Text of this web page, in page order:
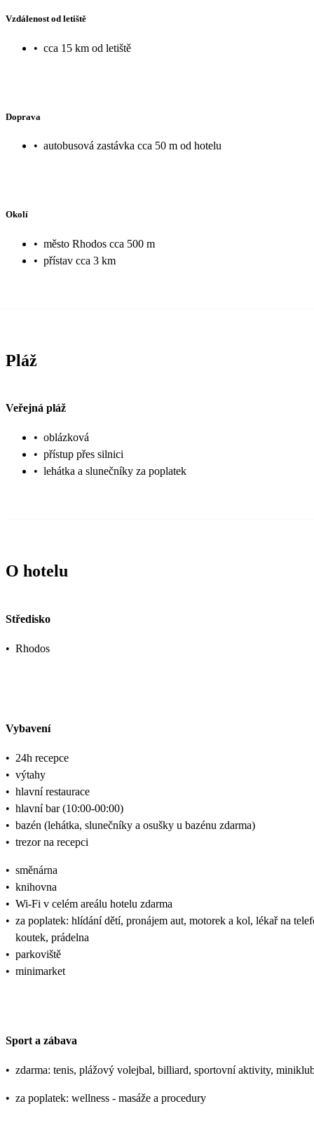
Vzdálenost od letiště
• cca 15 km od letiště
Doprava
• autobusová zastávka cca 50 m od hotelu
Okolí
• město Rhodos cca 500 m
• přístav cca 3 km
Pláž
Veřejná pláž
• oblázková
• přístup přes silnici
• lehátka a slunečníky za poplatek
O hotelu
Středisko
• Rhodos
Vybavení
• 24h recepce
• výtahy
• hlavní restaurace
• hlavní bar (10:00-00:00)
• bazén (lehátka, slunečníky a osušky u bazénu zdarma)
• trezor na recepci
• směnárna
• knihovna
• Wi-Fi v celém areálu hotelu zdarma
• za poplatek: hlídání dětí, pronájem aut, motorek a kol, lékař na
koutek, prádelna
• parkoviště
• minimarket
Sport a zábava
• zdarma: tenis, plážový volejbal, billiard, sportovní aktivity,
• za poplatek: wellness - masáže a procedury